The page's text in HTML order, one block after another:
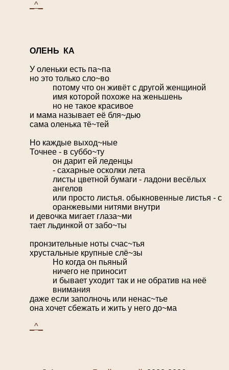
_^_
ОЛЕНЬ КА
У оленьки есть па~па
но это только сло~во
потому что он живёт с другой женщиной
имя которой похоже на женьшень
но не такое красивое
и мама называет её бля~дью
сама оленька тё~тей
Но каждые выход~ные
Точнее - в суббо~ту
он дарит ей леденцы
- сахарные осколки лета
листы цветной бумаги - ладони весёлых
ангелов
или просто листья. обыкновенные листья - с
оранжевыми нитями внутри
и девочка мигает глаза~ми
тает льдинкой от забо~ты
пронзительные ноты счас~тья
хрустальные крупные слё~зы
Но когда он пьяный
ничего не приносит
и бывает уходит так и не обратив на неё
внимания
даже если заполночь или ненас~тье
она хочет сбежать и жить у него до~ма
_^_